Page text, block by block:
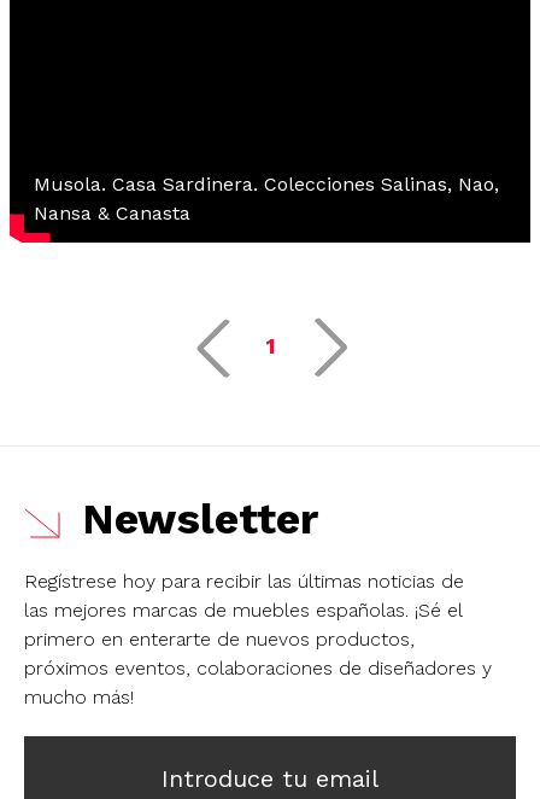
Musola. Casa Sardinera. Colecciones Salinas, Nao,
Nansa & Canasta
1
Newsletter
Regístrese hoy para recibir las últimas noticias de
las mejores marcas de muebles españolas. ¡Sé el
primero en enterarte de nuevos productos,
próximos eventos, colaboraciones de diseñadores y
mucho más!
Introduce tu email